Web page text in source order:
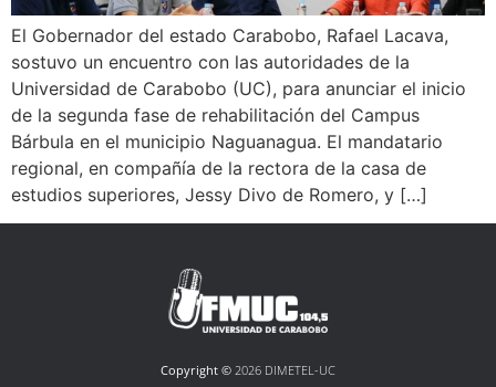
El Gobernador del estado Carabobo, Rafael Lacava,
sostuvo un encuentro con las autoridades de la
Universidad de Carabobo (UC), para anunciar el inicio
de la segunda fase de rehabilitación del Campus
Bárbula en el municipio Naguanagua. El mandatario
regional, en compañía de la rectora de la casa de
estudios superiores, Jessy Divo de Romero, y […]
Copyright © 2026 DIMETEL-UC